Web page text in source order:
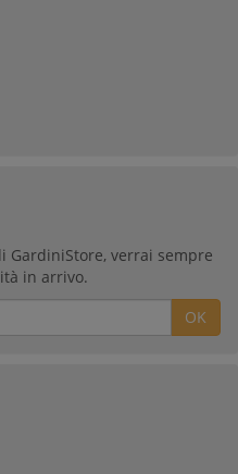
GardiniStore, verrai sempre
in arrivo.
OK